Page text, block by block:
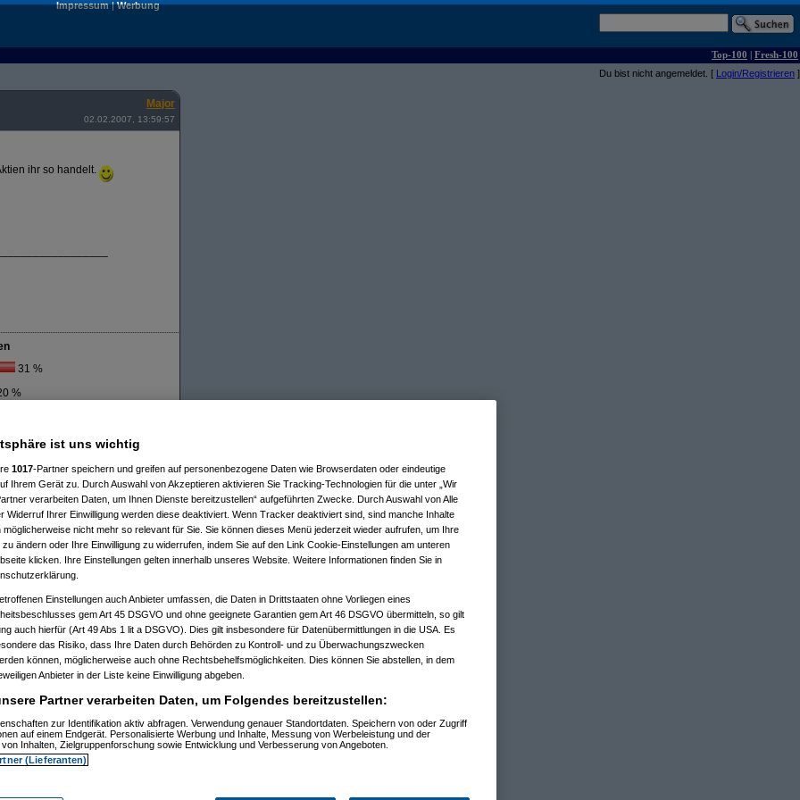
Impressum|Werbung
Top-100 | Fresh-100
Du bist nicht angemeldet. [ Login/Registrieren ]
Major
02.02.2007, 13:59:57
ihr so handelt.
31 %
%
ist uns wichtig
1017-Partner speichern und greifen auf personenbezogene Daten wie Browserdaten oder eindeutige
Ihrem Gerät zu. Durch Auswahl von Akzeptieren aktivieren Sie Tracking-Technologien für die unter „Wir
verarbeiten Daten, um Ihnen Dienste bereitzustellen“ aufgeführten Zwecke. Durch Auswahl von Alle
Widerruf Ihrer Einwilligung werden diese deaktiviert. Wenn Tracker deaktiviert sind, sind manche Inhalte
möglicherweise nicht mehr so relevant für Sie. Sie können dieses Menü jederzeit wieder aufrufen, um Ihre
zu ändern oder Ihre Einwilligung zu widerrufen, indem Sie auf den Link Cookie-Einstellungen am unteren
klicken. Ihre Einstellungen gelten innerhalb unseres Website. Weitere Informationen finden Sie in
Einstellungen auch Anbieter umfassen, die Daten in Drittstaaten ohne Vorliegen eines
gem Art 45 DSGVO und ohne geeignete Garantien gem Art 46 DSGVO übermitteln, so gilt
auch hierfür (Art 49 Abs 1 lit a DSGVO). Dies gilt insbesondere für Datenübermittlungen in die USA. Es
das Risiko, dass Ihre Daten durch Behörden zu Kontroll- und zu Überwachungszwecken
können, möglicherweise auch ohne Rechtsbehelfsmöglichkeiten. Dies können Sie abstellen, in dem
Anbieter in der Liste keine Einwilligung abgeben.
Partner verarbeiten Daten, um Folgendes bereitzustellen:
zur Identifikation aktiv abfragen. Verwendung genauer Standortdaten. Speichern von oder Zugriff
auf einem Endgerät. Personalisierte Werbung und Inhalte, Messung von Werbeleistung und der
Inhalten, Zielgruppenforschung sowie Entwicklung und Verbesserung von Angeboten.
(Lieferanten)